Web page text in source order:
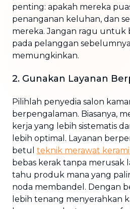
penting: apakah mereka
penanganan keluhan, dan
mereka. Jangan ragu untuk
pada pelanggan
memungkinkan.
2. Gunakan Layanan
Pilihlah penyedia salon
berpengalaman. Biasanya,
kerja yang lebih sistematis
lebih optimal. Layanan
betul teknik merawat
bebas kerak tanpa merusak
tahu produk mana yang
noda membandel. Dengan
lebih tenang menyerahkan